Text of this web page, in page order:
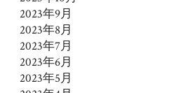
2023年9月
2023年8月
2023年7月
2023年6月
2023年5月